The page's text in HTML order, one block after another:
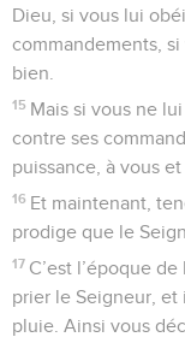
Dieu, si vous lui
commandements,
bien.
15 Mais si vous ne
contre ses
puissance, à vous et
16 Et maintenant,
prodige que le
17 C’est l’époque
prier le Seigneur,
pluie. Ainsi vous